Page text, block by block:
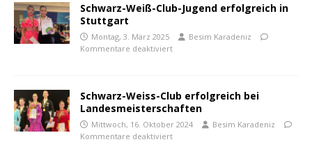
Schwarz-Weiß-Club-Jugend erfolgreich in
Stuttgart
Montag, 3. März 2025
Besim Karadeniz
Kommentare deaktiviert
Schwarz-Weiss-Club erfolgreich bei
Landesmeisterschaften
Mittwoch, 16. Oktober 2024
Besim Karadeniz
Kommentare deaktiviert